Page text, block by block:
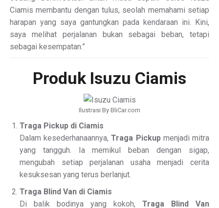
Ciamis membantu dengan tulus, seolah memahami setiap
harapan yang saya gantungkan pada kendaraan ini. Kini,
saya melihat perjalanan bukan sebagai beban, tetapi
sebagai kesempatan.”
Produk Isuzu Ciamis
Ilustrasi By BliCar.com
Traga Pickup di Ciamis
Dalam kesederhanaannya,Traga Pickupmenjadi mitra
yang tangguh. Ia memikul beban dengan sigap,
mengubah setiap perjalanan usaha menjadi cerita
kesuksesan yang terus berlanjut.
Traga Blind Van di Ciamis
Di balik bodinya yang kokoh, Traga Blind Van